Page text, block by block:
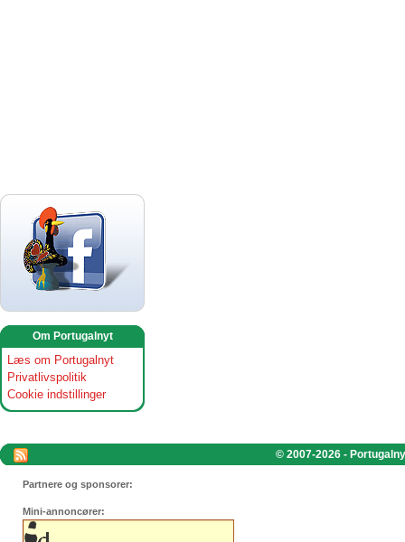
Om Portugalnyt
Læs om Portugalnyt
Privatlivspolitik
Cookie indstillinger
© 2007-2026 -
Partnere og sponsorer:
Mini-annoncører: